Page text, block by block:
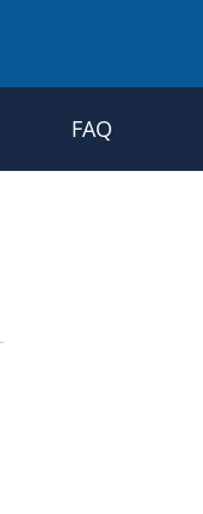
FAQ